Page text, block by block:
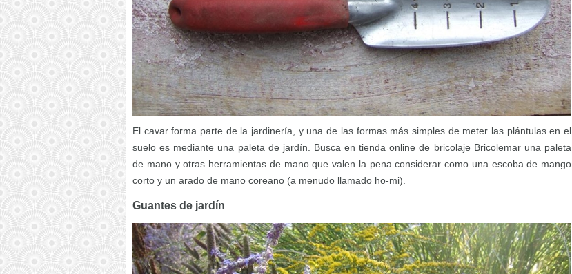
El cavar forma parte de la jardinería, y una de las formas más simples de meter las plántulas en el
suelo es mediante una paleta de jardín. Busca en tienda online de bricolaje Bricolemar una paleta
de mano y otras herramientas de mano que valen la pena considerar como una escoba de mango
corto y un arado de mano coreano (a menudo llamado ho-mi).
Guantes de jardín